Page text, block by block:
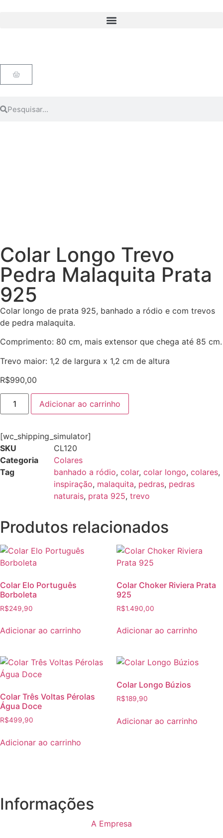
Colar Longo Trevo
Pedra Malaquita Prata
925
Colar longo de prata 925, banhado a ródio e com trevos
de pedra malaquita.
Comprimento: 80 cm, mais extensor que chega até 85 cm.
Trevo maior: 1,2 de largura x 1,2 cm de altura
R$990,00
Adicionar ao carrinho
[wc_shipping_simulator]
SKU
CL120
Categoria
Colares
Tag
banhado a ródio, colar, colar longo, colares,
inspiração, malaquita, pedras, pedras
naturais, prata 925, trevo
Produtos relacionados
Colar Elo Português
Borboleta
R$249,90
Adicionar ao carrinho
Colar Choker Riviera Prata
925
R$1.490,00
Adicionar ao carrinho
Colar Três Voltas Pérolas
Água Doce
R$499,90
Adicionar ao carrinho
Colar Longo Búzios
R$189,90
Adicionar ao carrinho
Informações
A Empresa